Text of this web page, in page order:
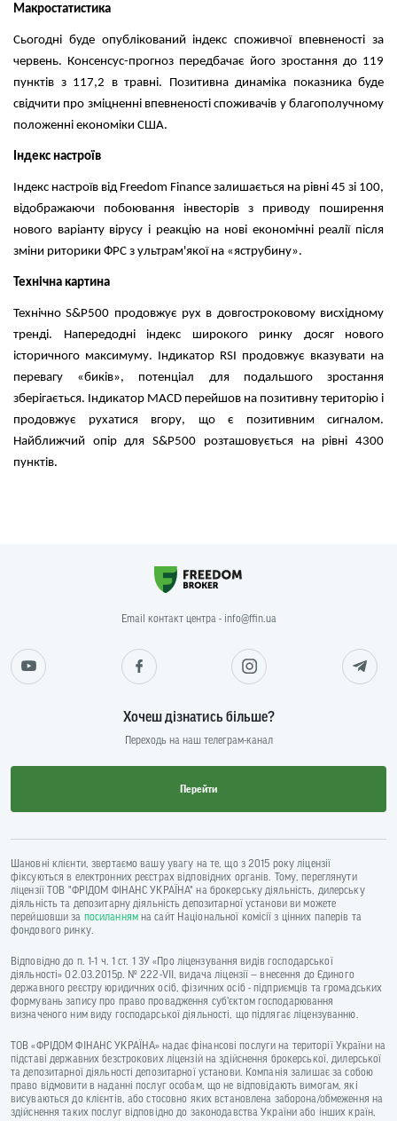
Макростатистика
Сьогодні буде опублікований індекс споживчої впевненості за
червень. Консенсус-прогноз передбачає його зростання до 119
пунктів з 117,2 в травні. Позитивна динаміка показника буде
свідчити про зміцненні впевненості споживачів у благополучному
положенні економіки США.
Індекс настроїв
Індекс настроїв від Freedom Finance залишається на рівні 45 зі 100,
відображаючи побоювання інвесторів з приводу поширення
нового варіанту вірусу і реакцію на нові економічні реалії після
зміни риторики ФРС з ультрам'якої на «яструбину».
Технічна картина
Технічно S&P500 продовжує рух в довгостроковому висхідному
тренді. Напередодні індекс широкого ринку досяг нового
історичного максимуму. Індикатор RSI продовжує вказувати на
перевагу «биків», потенціал для подальшого зростання
зберігається. Індикатор MACD перейшов на позитивну територію і
продовжує рухатися вгору, що є позитивним сигналом.
Найближчий опір для S&P500 розташовується на рівні 4300
пунктів.
Email контакт центра - info@ffin.ua
Хочеш дізнатись більше?
Переходь на наш телеграм-канал
Перейти
Шановні клієнти, звертаємо вашу увагу на те, що з 2015 року ліцензії
фіксуються в електронних реєстрах відповідних органів. Тому, переглянути
ліцензії ТОВ "ФРІДОМ ФІНАНС УКРАЇНА" на брокерську діяльність, дилерську
діяльність та депозитарну діяльність депозитарної установи ви можете
перейшовши за посиланнямна сайт Національної комісії з цінних паперів та
фондового ринку.
Відповідно до п. 1-1 ч. 1 ст. 1 ЗУ «Про ліцензування видів господарської
діяльності» 02.03.2015р. № 222-VII, видача ліцензії — внесення до Єдиного
державного реєстру юридичних осіб, фізичних осіб - підприємців та громадських
формувань запису про право провадження суб’єктом господарювання
визначеного ним виду господарської діяльності, що підлягає ліцензуванню.
ТОВ «ФРІДОМ ФІНАНС УКРАЇНА» надає фінансові послуги на території України на
підставі державних безстрокових ліцензій на здійснення брокерської, дилерської
та депозитарної діяльності депозитарної установи. Компанія залишає за собою
право відмовити в наданні послуг особам, що не відповідають вимогам, які
висуваються до клієнтів, або стосовно яких встановлена заборона/обмеження на
здійснення таких послуг відповідно до законодавства України або інших країн,